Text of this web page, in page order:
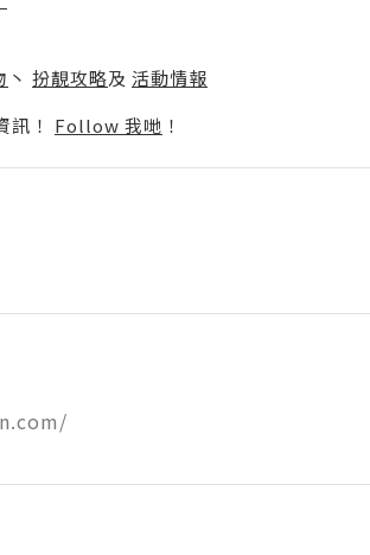
丶 扮靚攻略及 活動情報
！ Follow 我哋 ！